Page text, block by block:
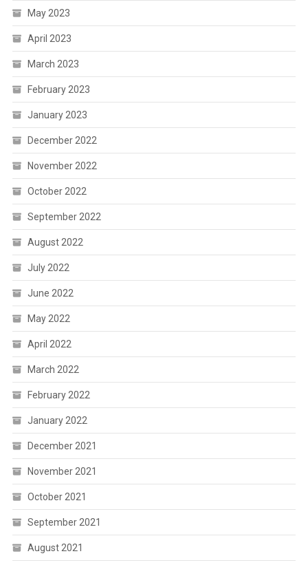
May 2023
April 2023
March 2023
February 2023
January 2023
December 2022
November 2022
October 2022
September 2022
August 2022
July 2022
June 2022
May 2022
April 2022
March 2022
February 2022
January 2022
December 2021
November 2021
October 2021
September 2021
August 2021